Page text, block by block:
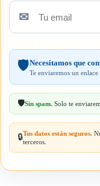
Tu
email
✉
🛡️Necesitamos que
Te enviaremos un enlace
🛡️Sin spam. Solo te
🔒Tus datos están seguros.
terceros.